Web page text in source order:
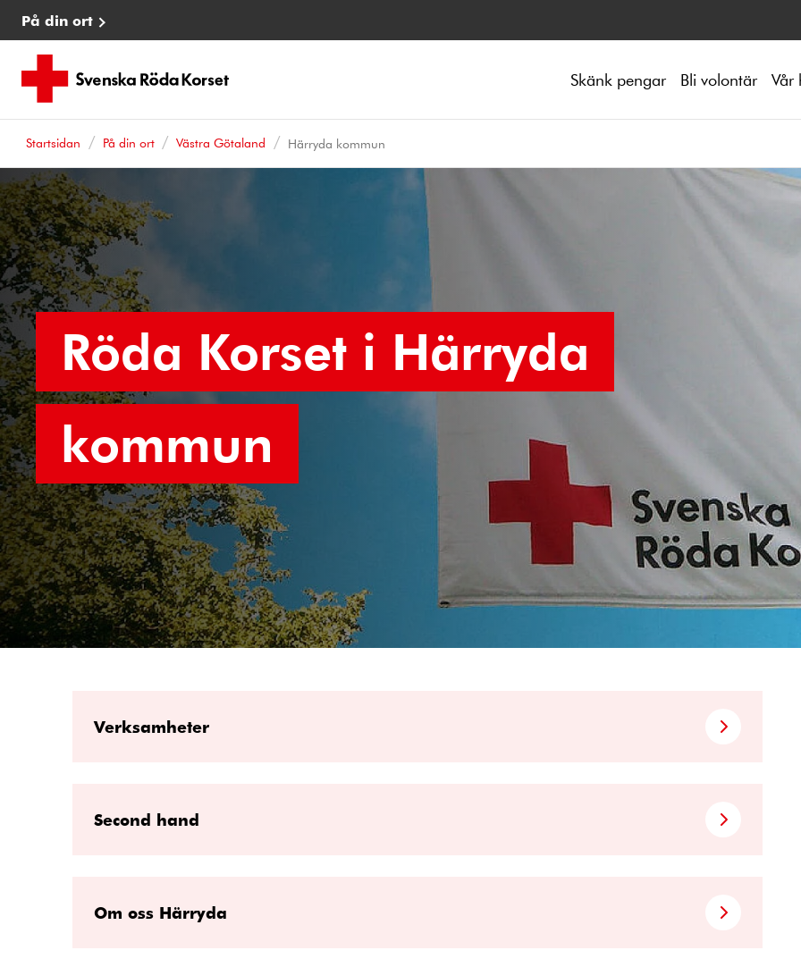
På din ort
Skänk pengar Bli volontär Vår
Startsidan På din ort Västra Götaland Härryda kommun
Röda Korset i Härryda
kommun
Verksamheter
Second hand
Om oss Härryda